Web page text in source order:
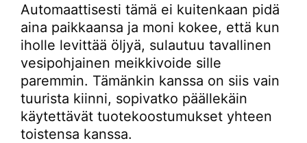
Automaattisesti tämä ei kuitenkaan pidä
aina paikkaansa ja moni kokee, että kun
iholle levittää öljyä, sulautuu tavallinen
vesipohjainen meikkivoide sille
paremmin. Tämänkin kanssa on siis vain
tuurista kiinni, sopivatko päällekäin
käytettävät tuotekoostumukset yhteen
toistensa kanssa.